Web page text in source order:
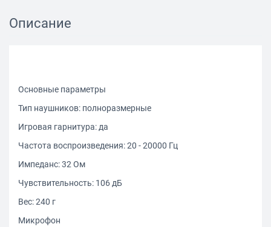
Описание
Основные параметры
Тип наушников: полноразмерные
Игровая гарнитура: да
Частота воспроизведения: 20 - 20000 Гц
Импеданс: 32 Ом
Чувствительность: 106 дБ
Вес: 240 г
Микрофон